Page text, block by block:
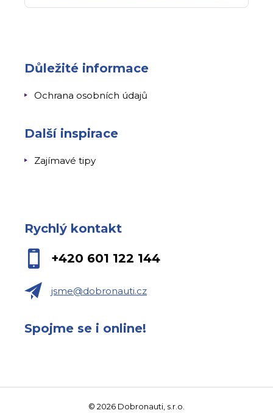
Důležité informace
Ochrana osobních údajů
Další inspirace
Zajímavé tipy
Rychlý kontakt
+420 601 122 144
jsme@dobronauti.cz
Spojme se i online!
© 2026 Dobronauti, s.r.o.